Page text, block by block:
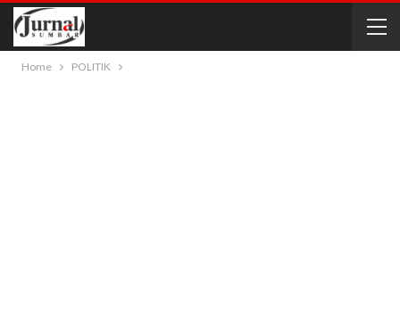
Home POLITIK